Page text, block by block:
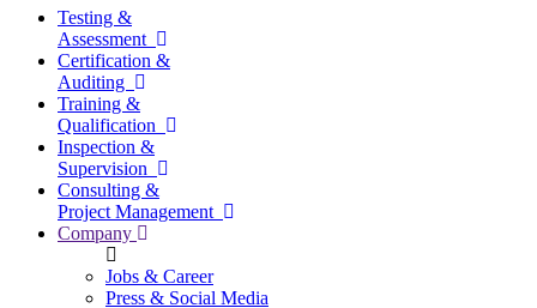
Testing &
Assessment
Certification &
Auditing
Training &
Qualification
Inspection &
Supervision
Consulting &
Project Management
Company
Jobs & Career
Press & Social Media